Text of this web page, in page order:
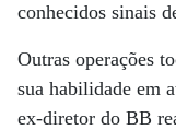
conhecidos sinais
Outras operações
sua habilidade em
ex-diretor do BB